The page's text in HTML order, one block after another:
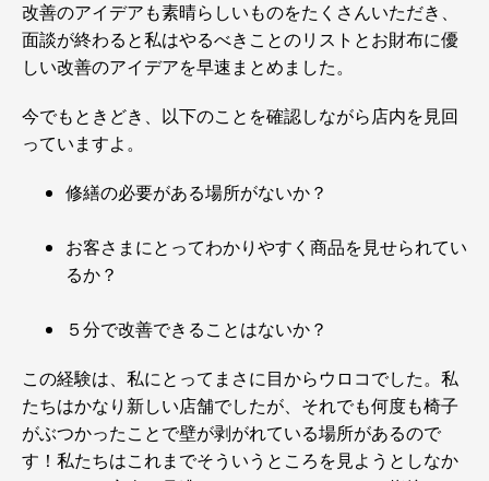
改善のアイデアも素晴らしいものをたくさんいただき、
面談が終わると私はやるべきことのリストとお財布に優
しい改善のアイデアを早速まとめました。
今でもときどき、以下のことを確認しながら店内を見回
っていますよ。
修繕の必要がある場所がないか？
お客さまにとってわかりやすく商品を見せられてい
るか？
５分で改善できることはないか？
この経験は、私にとってまさに目からウロコでした。私
たちはかなり新しい店舗でしたが、それでも何度も椅子
がぶつかったことで壁が剥がれている場所があるので
す！私たちはこれまでそういうところを見ようとしなか